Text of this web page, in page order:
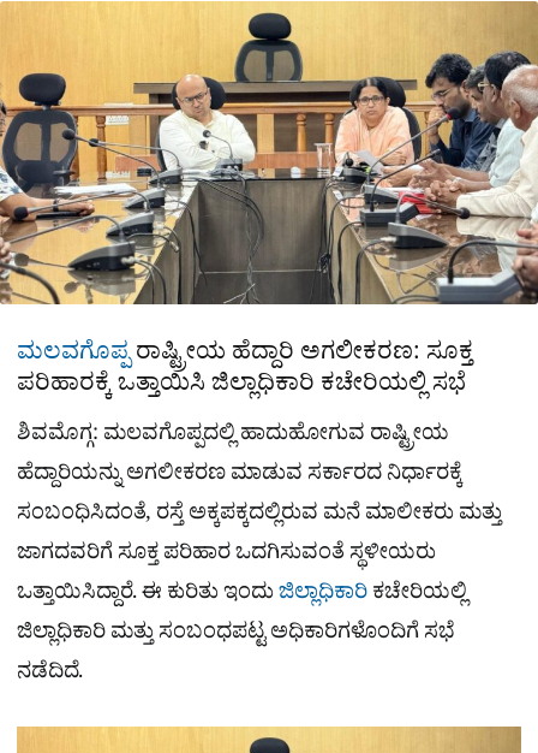
p o a
a
e
ಮಲವಗೊಪ್ಪರಾಷ್ಟ್ರೀಯ ಹೆದ್ದಾರಿ ಅಗಲೀಕರಣ: ಸೂಕ್ತ
ಪರಿಹಾರಕ್ಕೆ ಒತ್ತಾಯಿಸಿ ಜಿಲ್ಲಾಧಿಕಾರಿ ಕಚೇರಿಯಲ್ಲಿ ಸಭೆ
ಶಿವಮೊಗ್ಗ: ಮಲವಗೊಪ್ಪದಲ್ಲಿ ಹಾದುಹೋಗುವ ರಾಷ್ಟ್ರೀಯ
ಹೆದ್ದಾರಿಯನ್ನು ಅಗಲೀಕರಣ ಮಾಡುವ ಸರ್ಕಾರದ ನಿರ್ಧಾರಕ್ಕೆ
ಸಂಬಂಧಿಸಿದಂತೆ, ರಸ್ತೆ ಅಕ್ಕಪಕ್ಕದಲ್ಲಿರುವ ಮನೆ ಮಾಲೀಕರು ಮತ್ತು
ಜಾಗದವರಿಗೆ ಸೂಕ್ತ ಪರಿಹಾರ ಒದಗಿಸುವಂತೆ ಸ್ಥಳೀಯರು
ಒತ್ತಾಯಿಸಿದ್ದಾರೆ. ಈ ಕುರಿತು ಇಂದುಜಿಲ್ಲಾಧಿಕಾರಿಕಚೇರಿಯಲ್ಲಿ
ಜಿಲ್ಲಾಧಿಕಾರಿ ಮತ್ತು ಸಂಬಂಧಪಟ್ಟ ಅಧಿಕಾರಿಗಳೊಂದಿಗೆ ಸಭೆ
ನಡೆದಿದೆ.